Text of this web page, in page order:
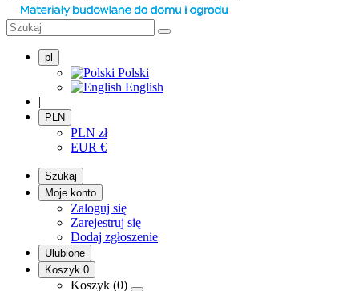
pl
Polski
English
|
PLN
PLN zł
EUR €
Szukaj
Moje konto
Zaloguj się
Zarejestruj się
Dodaj zgłoszenie
Ulubione
Koszyk 0
Koszyk (0)